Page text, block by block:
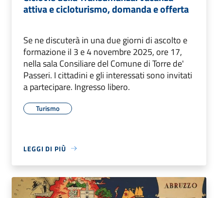
attiva e cicloturismo, domanda e offerta
Se ne discuterà in una due giorni di ascolto e
formazione il 3 e 4 novembre 2025, ore 17,
nella sala Consiliare del Comune di Torre de'
Passeri. I cittadini e gli interessati sono invitati
a partecipare. Ingresso libero.
Turismo
LEGGI DI PIÙ